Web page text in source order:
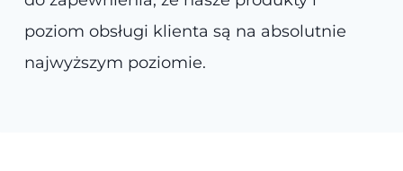
poziom obsługi klienta są na absolutnie
najwyższym poziomie.